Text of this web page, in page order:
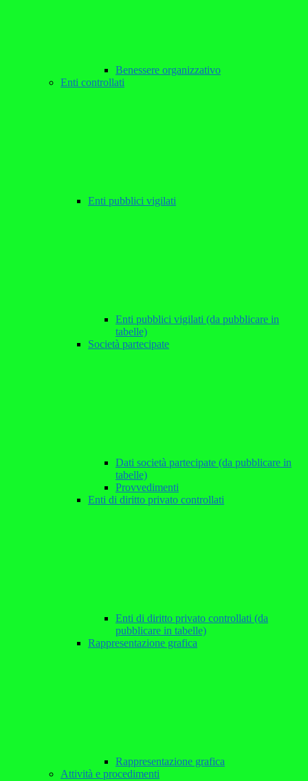
Benessere organizzativo
Enti controllati
Enti pubblici vigilati
Enti pubblici vigilati (da pubblicare in
tabelle)
Società partecipate
Dati società partecipate (da pubblicare in
tabelle)
Provvedimenti
Enti di diritto privato controllati
Enti di diritto privato controllati (da
pubblicare in tabelle)
Rappresentazione grafica
Rappresentazione grafica
Attività e procedimenti